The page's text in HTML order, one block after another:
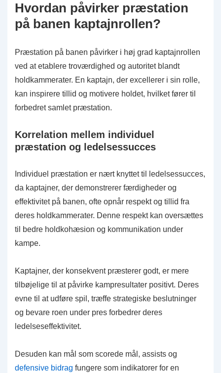
Hvordan påvirker præstation
på banen kaptajnrollen?
Præstation på banen påvirker i høj grad kaptajnrollen
ved at etablere troværdighed og autoritet blandt
holdkammerater. En kaptajn, der excellerer i sin rolle,
kan inspirere tillid og motivere holdet, hvilket fører til
forbedret samlet præstation.
Korrelation mellem individuel
præstation og ledelsessucces
Individuel præstation er nært knyttet til ledelsessucces,
da kaptajner, der demonstrerer færdigheder og
effektivitet på banen, ofte opnår respekt og tillid fra
deres holdkammerater. Denne respekt kan oversættes
til bedre holdkohæsion og kommunikation under
kampe.
Kaptajner, der konsekvent præsterer godt, er mere
tilbøjelige til at påvirke kampresultater positivt. Deres
evne til at udføre spil, træffe strategiske beslutninger
og bevare roen under pres forbedrer deres
ledelseseffektivitet.
Desuden kan mål som scorede mål, assists og
defensive bidrag fungere som indikatorer for en